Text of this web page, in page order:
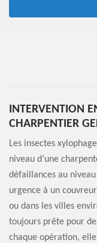
INTERVENTION
CHARPENTIER
Les insectes
niveau d’une
défaillances au
urgence à un
ou dans les villes
toujours prête pour
chaque opération,